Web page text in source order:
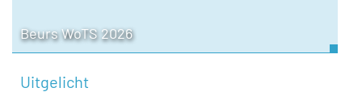
Beurs WoTS 2026
Uitgelicht